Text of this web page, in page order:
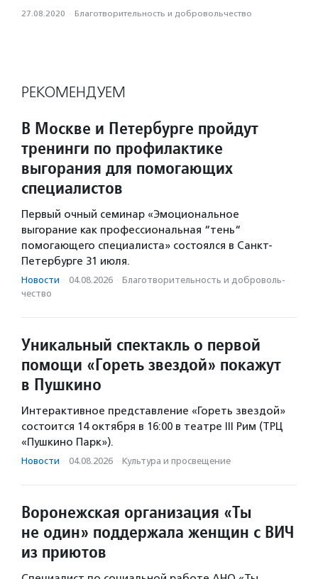
27.08.2020 · Благотвори­тель­ность и доброволь­чест­во
РЕКОМЕНДУЕМ
В Москве и Петербурге пройдут
тренинги по профилактике
выгорания для помогающих
специалистов
Первый очный семинар «Эмоциональное
выгорание как профессиональная “тень“
помогающего специалиста» состоялся в Санкт-
Петербурге 31 июля.
Новости · 04.08.2026 · Благотвори­тель­ность и доброволь­
чест­во
Уникальный спектакль о первой
помощи «Гореть звездой» покажут
в Пушкино
Интерактивное представление «Гореть звездой»
состоится 14 октября в 16:00 в театре III Рим (ТРЦ
«Пушкино Парк»).
Новости · 04.08.2026 · Культура и просвещение
Воронежская организация «Ты
не один» поддержала женщин с ВИЧ
из приютов